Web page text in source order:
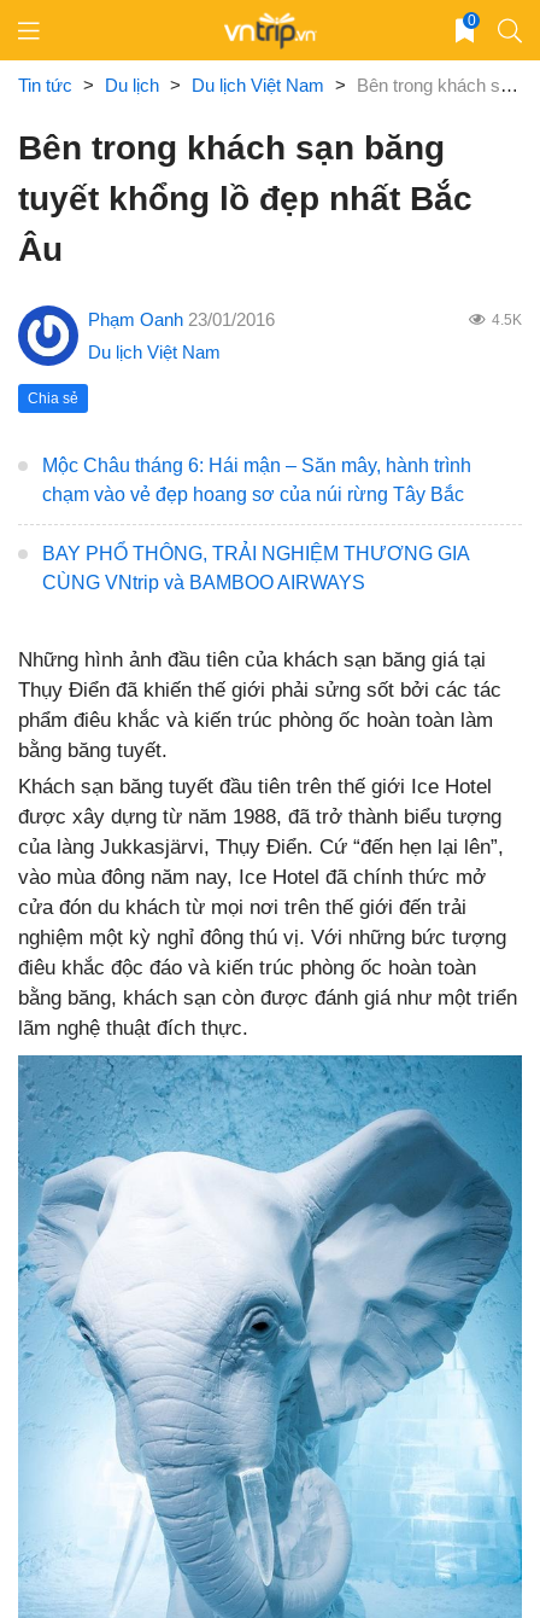
content
0
Tin tức > Du lịch > Du lịch Việt Nam > Bên trong khách sạn băng tuyết khổng lồ đẹp nhất Bắc Âu
Bên trong khách sạn băng
tuyết khổng lồ đẹp nhất Bắc
Âu
Phạm Oanh 23/01/2016 4.5K
Du lịch Việt Nam
Chia sẻ
Mộc Châu tháng 6: Hái mận – Săn mây, hành trình
chạm vào vẻ đẹp hoang sơ của núi rừng Tây Bắc
BAY PHỔ THÔNG, TRẢI NGHIỆM THƯƠNG GIA
CÙNG VNtrip và BAMBOO AIRWAYS
Những hình ảnh đầu tiên của khách sạn băng giá tại
Thụy Điển đã khiến thế giới phải sửng sốt bởi các tác
phẩm điêu khắc và kiến trúc phòng ốc hoàn toàn làm
bằng băng tuyết.
Khách sạn băng tuyết đầu tiên trên thế giới Ice Hotel
được xây dựng từ năm 1988, đã trở thành biểu tượng
của làng Jukkasjärvi, Thụy Điển. Cứ “đến hẹn lại lên”,
vào mùa đông năm nay, Ice Hotel đã chính thức mở
cửa đón du khách từ mọi nơi trên thế giới đến trải
nghiệm một kỳ nghỉ đông thú vị. Với những bức tượng
điêu khắc độc đáo và kiến trúc phòng ốc hoàn toàn
bằng băng, khách sạn còn được đánh giá như một triển
lãm nghệ thuật đích thực.